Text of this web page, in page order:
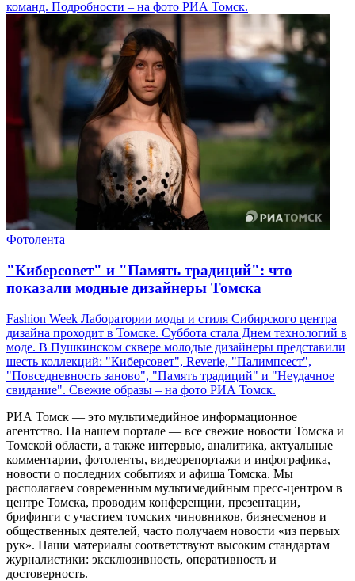
команд. Подробности – на фото РИА Томск.
Фотолента
"Киберсовет" и "Память традиций": что
показали модные дизайнеры Томска
Fashion Week Лаборатории моды и стиля Сибирского центра
дизайна проходит в Томске. Суббота стала Днем технологий в
моде. В Пушкинском сквере молодые дизайнеры представили
шесть коллекций: "Киберсовет", Reverie, "Палимпсест",
"Повседневность заново", "Память традиций" и "Неудачное
свидание". Свежие образы – на фото РИА Томск.
РИА Томск — это мультимедийное информационное
агентство. На нашем портале — все свежие новости Томска и
Томской области, а также интервью, аналитика, актуальные
комментарии, фотоленты, видеорепортажи и инфографика,
новости о последних событиях и афиша Томска. Мы
располагаем современным мультимедийным пресс-центром в
центре Томска, проводим конференции, презентации,
брифинги с участием томских чиновников, бизнесменов и
общественных деятелей, часто получаем новости «из первых
рук». Наши материалы соответствуют высоким стандартам
журналистики: эксклюзивность, оперативность и
достоверность.